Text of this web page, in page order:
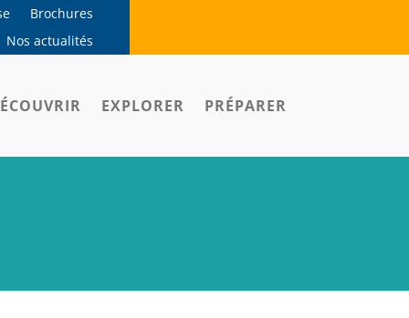
Brochures
Nos actualités
EXPLORER PRÉPARER